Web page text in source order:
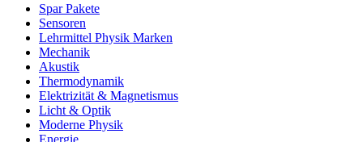
Spar Pakete
Sensoren
Lehrmittel Physik Marken
Mechanik
Akustik
Thermodynamik
Elektrizität & Magnetismus
Licht & Optik
Moderne Physik
Energie